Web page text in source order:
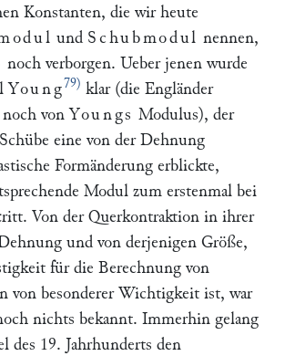
Konstanten, die wir heute
und Schubmodul nennen,
noch verborgen. Ueber jenen wurde
Young79) klar (die Engländer
noch vonYoungs Modulus), der
eine von der Dehnung
Formänderung erblickte,
Modul zum erstenmal bei
Von der Querkontraktion in ihrer
und von derjenigen Größe,
für die Berechnung von
von besonderer Wichtigkeit ist, war
nichts bekannt. Immerhin gelang
des 19. Jahrhunderts den